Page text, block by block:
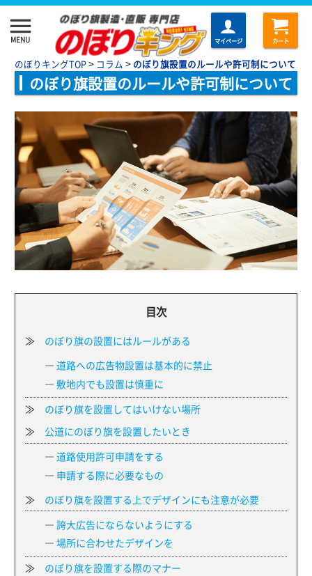
menu
MENU マイページ カート
のぼりキングTOP> コラム > のぼり旗設置のルールや許可制について
のぼり旗設置のルールや許可制について
目次
≫ のぼり旗の設置にはルールがある
― 道路への広告物設置は基本的に禁止
― 敷地内でも設置は慎重に
≫ のぼり旗を設置してはいけない場所
≫ 公道にのぼり旗を設置したいとき
― 道路使用許可申請をする
― 申請する際に必要なもの
≫ のぼり旗を設置する上でデザインにも注意が必要
― 誇大広告にならないようにする
― 場所に合わせたデザインを
≫ のぼり旗を設置する際のマナー